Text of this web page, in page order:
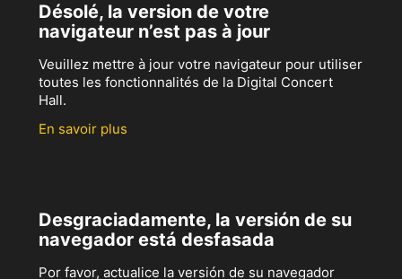
Désolé, la version de votre
navigateur n’est pas à jour
Veuillez mettre à jour votre navigateur pour utiliser
toutes les fonctionnalités de la Digital Concert
Hall.
En savoir plus
Desgraciadamente, la versión de su
navegador está desfasada
Por favor, actualice la versión de su navegador